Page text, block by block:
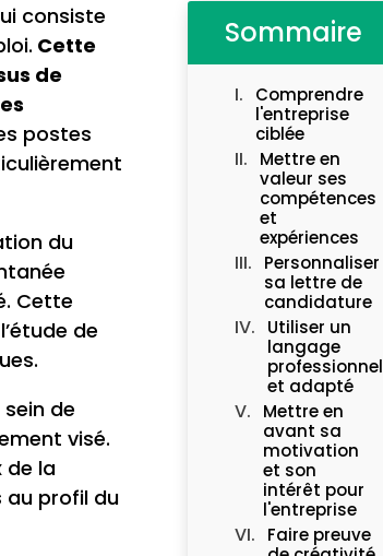
consiste
Cette
de
postes
du
Cette
de
de
visé.
de la
au profil du
Sommaire
Comprendre
l'entreprise
ciblée
Mettre en
valeur ses
compétences
et
expériences
Personnaliser
sa lettre de
candidature
Utiliser un
langage
professionnel
et adapté
Mettre en
avant sa
motivation
et son
intérêt pour
l'entreprise
Faire preuve